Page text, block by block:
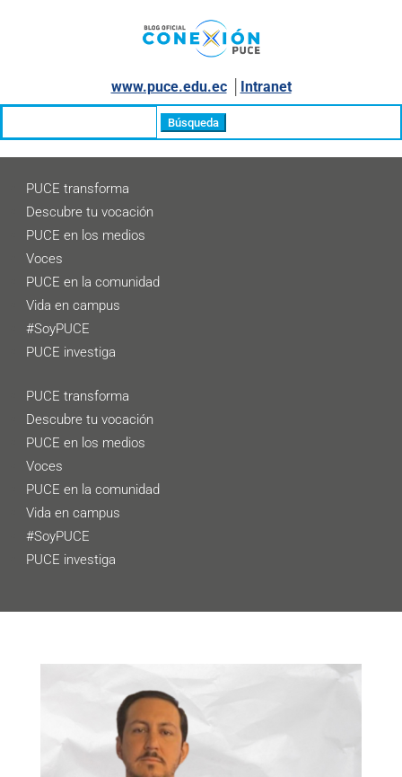
www.puce.edu.ec│ Intranet
PUCE transforma
Descubre tu vocación
PUCE en los medios
Voces
PUCE en la comunidad
Vida en campus
#SoyPUCE
PUCE investiga
PUCE transforma
Descubre tu vocación
PUCE en los medios
Voces
PUCE en la comunidad
Vida en campus
#SoyPUCE
PUCE investiga